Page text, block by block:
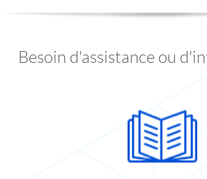
Besoin d'assistance ou